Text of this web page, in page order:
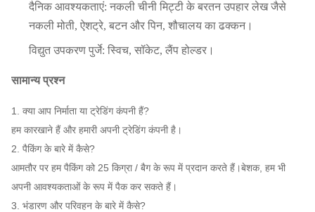
दैनिक आवश्यकताएं: नकली चीनी मिट्टी के बरतन उपहार लेख जैसे
नकली मोती, ऐशट्रे, बटन और पिन, शौचालय का ढक्कन।
विद्युत उपकरण पुर्जे: स्विच, सॉकेट, लैंप होल्डर।
सामान्य प्रश्न
1. क्या आप निर्माता या ट्रेडिंग कंपनी हैं?
हम कारखाने हैं और हमारी अपनी ट्रेडिंग कंपनी है।
2. पैकिंग के बारे में कैसे?
आमतौर पर हम पैकिंग को 25 किग्रा / बैग के रूप में प्रदान करते हैं।बेशक, हम भी
अपनी आवश्यकताओं के रूप में पैक कर सकते हैं।
3. भंडारण और परिवहन के बारे में कैसे?